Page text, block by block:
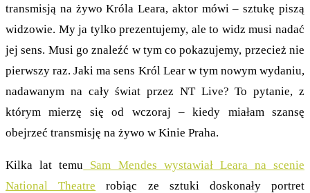
transmisją na żywo Króla Leara, aktor mówi – sztukę piszą
widzowie. My ja tylko prezentujemy, ale to widz musi nadać
jej sens. Musi go znaleźć w tym co pokazujemy, przecież nie
pierwszy raz. Jaki ma sens Król Lear w tym nowym wydaniu,
nadawanym na cały świat przez NT Live? To pytanie, z
którym mierzę się od wczoraj – kiedy miałam szansę
obejrzeć transmisję na żywo w Kinie Praha.
Kilka lat temu Sam Mendes wystawiał Leara na scenie
National Theatre robiąc ze sztuki doskonały portret